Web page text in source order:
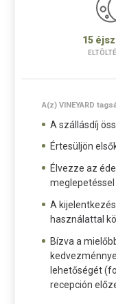
15
A(z) VINEYARD
A szállásdíj
Értesüljön
Élvezze az
meglepetéssel
A
használattal
Bízva a
lehetőségét
recepción